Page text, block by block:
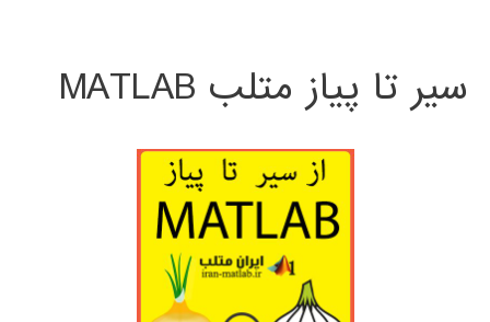
سیر تا پیاز متلب MATLAB